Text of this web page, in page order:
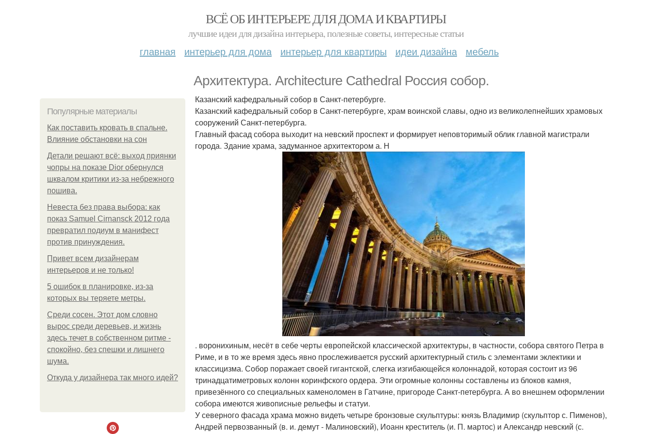
ВСЁ ОБ ИНТЕРЬЕРЕ ДЛЯ ДОМА И КВАРТИРЫ
лучшие идеи для дизайна интерьера, полезные советы, интересные статьи
главная интерьер для дома интерьер для квартиры идеи дизайна мебель
Архитектура. Architecture Cathedral Россия собор.
Популярные материалы
Как поставить кровать в спальне.
Влияние обстановки на сон
Детали решают всё: выход приянки
чопры на показе Dior обернулся
шквалом критики из-за небрежного
пошива.
Невеста без права выбора: как
показ Samuel Cirnansck 2012 года
превратил подиум в манифест
против принуждения.
Привет всем дизайнерам
интерьеров и не только!
5 ошибок в планировке, из-за
которых вы теряете метры.
Среди сосен. Этот дом словно
вырос среди деревьев, и жизнь
здесь течет в собственном ритме -
спокойно, без спешки и лишнего
шума.
Откуда у дизайнера так много идей?
Казанский кафедральный собор в Санкт-петербурге.
Казанский кафедральный собор в Санкт-петербурге, храм воинской славы, одно из великолепнейших храмовых
сооружений Санкт-петербурга.
Главный фасад собора выходит на невский проспект и формирует неповторимый облик главной магистрали
города. Здание храма, задуманное архитектором а. Н
. воронихиным, несёт в себе черты европейской классической архитектуры, в частности, собора святого Петра в
Риме, и в то же время здесь явно прослеживается русский архитектурный стиль с элементами эклектики и
классицизма. Собор поражает своей гигантской, слегка изгибающейся колоннадой, которая состоит из 96
тринадцатиметровых колонн коринфского ордера. Эти огромные колонны составлены из блоков камня,
привезённого со специальных каменоломен в Гатчине, пригороде Санкт-петербурга. А во внешнем оформлении
собора имеются живописные рельефы и статуи.
У северного фасада храма можно видеть четыре бронзовые скульптуры: князь Владимир (скульптор с. Пименов),
Андрей первозванный (в. и. демут - Малиновский), Иоанн креститель (и. П. мартос) и Александр невский (с.